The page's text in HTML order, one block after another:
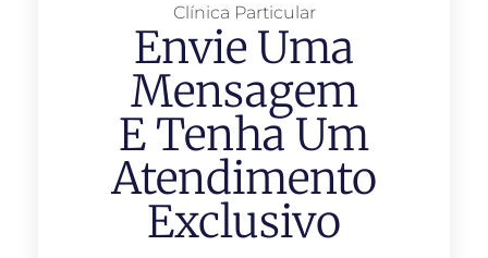
Envie Uma
Mensagem
E Tenha Um
Atendimento
Exclusivo
Clínica Particular